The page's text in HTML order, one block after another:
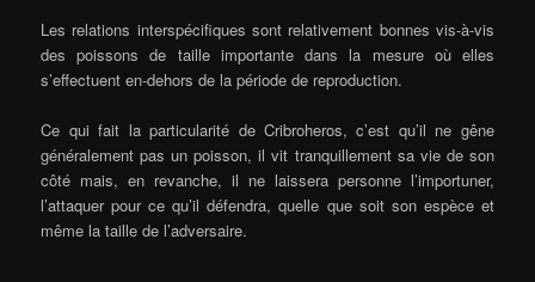
Les relations interspécifiques sont relativement bonnes vis-à-vis
des poissons de taille importante dans la mesure où elles
s’effectuent en-dehors de la période de reproduction.
Ce qui fait la particularité de Cribroheros, c’est qu’il ne gêne
généralement pas un poisson, il vit tranquillement sa vie de son
côté mais, en revanche, il ne laissera personne l’importuner,
l’attaquer pour ce qu’il défendra, quelle que soit son espèce et
même la taille de l’adversaire.